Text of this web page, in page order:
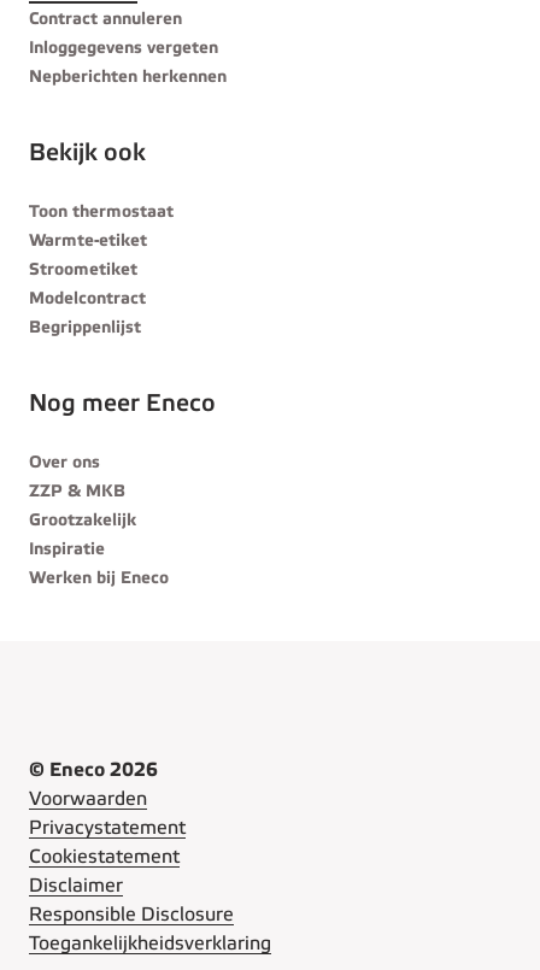
Contract annuleren
Inloggegevens vergeten
Nepberichten herkennen
Bekijk ook
Toon thermostaat
Warmte-etiket
Stroometiket
Modelcontract
Begrippenlijst
Nog meer Eneco
Over ons
ZZP & MKB
Grootzakelijk
Inspiratie
Werken bij Eneco
© Eneco 2026
Voorwaarden
Privacystatement
Cookiestatement
Disclaimer
Responsible Disclosure
Toegankelijkheidsverklaring